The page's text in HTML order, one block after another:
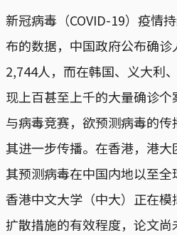
新冠病毒（COVID-19）疫情
布的数据，中国政府公布确
2,744人，而在韩国、义大利
现上百甚至上千的大量确诊
与病毒竞赛，欲预测病毒的
其进一步传播。在香港，港
其预测病毒在中国内地以至全
香港中文大学（中大）正在
扩散措施的有效程度，论文